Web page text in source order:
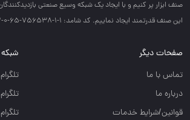
صنف ابزار پر كنيم و با ايجاد يك شبكه وسيع صنعتي
اين صنف قدرتمند ايجاد نماييم. کد شامد: 1-1-756538-65-0-2
صفحات دیگر
تماس با ما
درباره ما
قوانین/شرایط خدمات